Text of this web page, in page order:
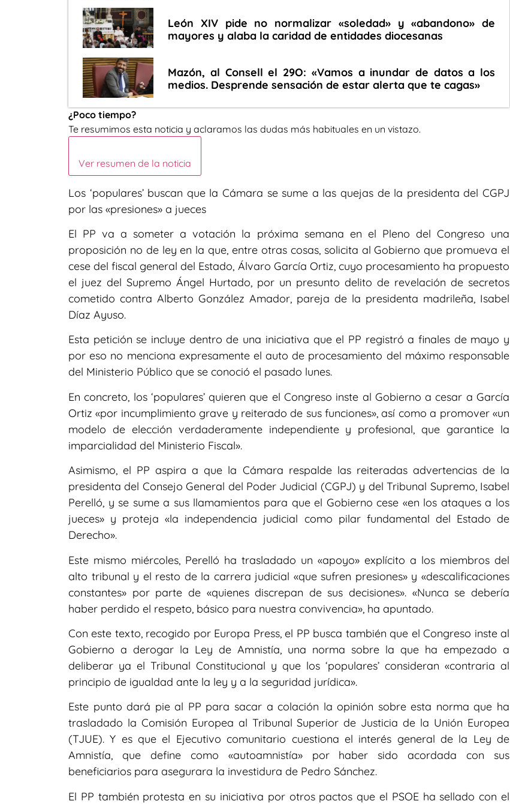
León XIV pide no normalizar «soledad» y «abandono» de
mayores y alaba la caridad de entidades diocesanas
Mazón, al Consell el 29O: «Vamos a inundar de datos a los
medios. Desprende sensación de estar alerta que te cagas»
¿Poco tiempo?
Te resumimos esta noticia y aclaramos las dudas más habituales en un vistazo.
Ver resumen de la noticia
Los ‘populares’ buscan que la Cámara se sume a las quejas de la presidenta del CGPJ
por las «presiones» a jueces
El PP va a someter a votación la próxima semana en el Pleno del Congreso una
proposición no de ley en la que, entre otras cosas, solicita al Gobierno que promueva el
cese del fiscal general del Estado, Álvaro García Ortiz, cuyo procesamiento ha propuesto
el juez del Supremo Ángel Hurtado, por un presunto delito de revelación de secretos
cometido contra Alberto González Amador, pareja de la presidenta madrileña, Isabel
Díaz Ayuso.
Esta petición se incluye dentro de una iniciativa que el PP registró a finales de mayo y
por eso no menciona expresamente el auto de procesamiento del máximo responsable
del Ministerio Público que se conoció el pasado lunes.
En concreto, los ‘populares’ quieren que el Congreso inste al Gobierno a cesar a García
Ortiz «por incumplimiento grave y reiterado de sus funciones», así como a promover «un
modelo de elección verdaderamente independiente y profesional, que garantice la
imparcialidad del Ministerio Fiscal».
Asimismo, el PP aspira a que la Cámara respalde las reiteradas advertencias de la
presidenta del Consejo General del Poder Judicial (CGPJ) y del Tribunal Supremo, Isabel
Perelló, y se sume a sus llamamientos para que el Gobierno cese «en los ataques a los
jueces» y proteja «la independencia judicial como pilar fundamental del Estado de
Derecho».
Este mismo miércoles, Perelló ha trasladado un «apoyo» explícito a los miembros del
alto tribunal y el resto de la carrera judicial «que sufren presiones» y «descalificaciones
constantes» por parte de «quienes discrepan de sus decisiones». «Nunca se debería
haber perdido el respeto, básico para nuestra convivencia», ha apuntado.
Con este texto, recogido por Europa Press, el PP busca también que el Congreso inste al
Gobierno a derogar la Ley de Amnistía, una norma sobre la que ha empezado a
deliberar ya el Tribunal Constitucional y que los ‘populares’ consideran «contraria al
principio de igualdad ante la ley y a la seguridad jurídica».
Este punto dará pie al PP para sacar a colación la opinión sobre esta norma que ha
trasladado la Comisión Europea al Tribunal Superior de Justicia de la Unión Europea
(TJUE). Y es que el Ejecutivo comunitario cuestiona el interés general de la Ley de
Amnistía, que define como «autoamnistía» por haber sido acordada con sus
beneficiarios para asegurara la investidura de Pedro Sánchez.
El PP también protesta en su iniciativa por otros pactos que el PSOE ha sellado con el